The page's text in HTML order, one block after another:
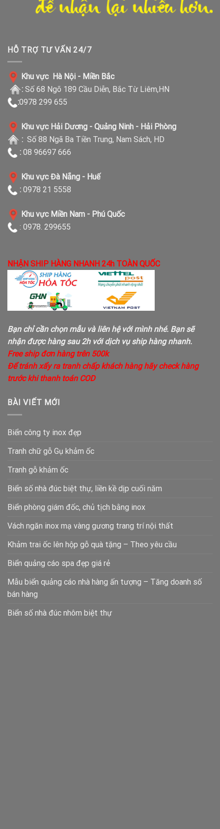
HỖ TRỢ TƯ VẤN 24/7
Khu vực Hà Nội - Miền Bắc
: Số 68 Ngõ 189 Cầu Diễn, Bắc Từ Liêm,HN
:0978 299 655
Khu vực Hải Dương - Quảng Ninh - Hải Phòng
: Số 88 Ngã Ba Tiền Trung, Nam Sách, HD
: 08 96697 666
Khu vực Đà Nẵng - Huế
: 0978 21 5558
Khu vực Miền Nam - Phú Quốc
: 0978. 299655
NHẬN SHIP HÀNG NHANH 24h TOÀN QUỐC
Bạn chỉ cần chọn mẫu và liên hệ với mình nhé. Bạn sẽ
nhận được hàng sau 2h với dịch vụ ship hàng nhanh.
Free ship đơn hàng trên 500k
Để tránh xẩy ra tranh chấp khách hàng hãy check hàng
trước khi thanh toán COD
BÀI VIẾT MỚI
Biển công ty inox đẹp
Tranh chữ gỗ Gụ khảm ốc
Tranh gỗ khảm ốc
Biển số nhà đúc biệt thự, liền kề dịp cuối năm
Biển phòng giám đốc, chủ tịch bằng inox
Vách ngăn inox mạ vàng gương trang trí nội thất
Khảm trai ốc lên hộp gỗ quà tặng – Theo yêu cầu
Biển quảng cáo spa đẹp giá rẻ
Mẫu biển quảng cáo nhà hàng ấn tượng – Tăng doanh số
bán hàng
Biển số nhà đúc nhôm biệt thự